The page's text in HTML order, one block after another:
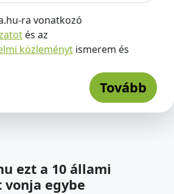
ra vonatkozó
és az
közleményt ismerem és
Tovább
ezt a 10 állami
egybe